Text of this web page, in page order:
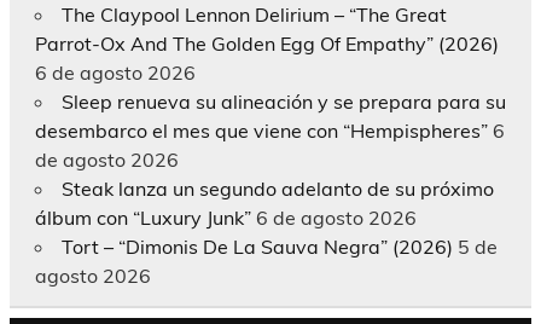
The Claypool Lennon Delirium – “The Great
Parrot-Ox And The Golden Egg Of Empathy” (2026)
6 de agosto 2026
Sleep renueva su alineación y se prepara para su
desembarco el mes que viene con “Hempispheres” 6
de agosto 2026
Steak lanza un segundo adelanto de su próximo
álbum con “Luxury Junk” 6 de agosto 2026
Tort – “Dimonis De La Sauva Negra” (2026) 5 de
agosto 2026